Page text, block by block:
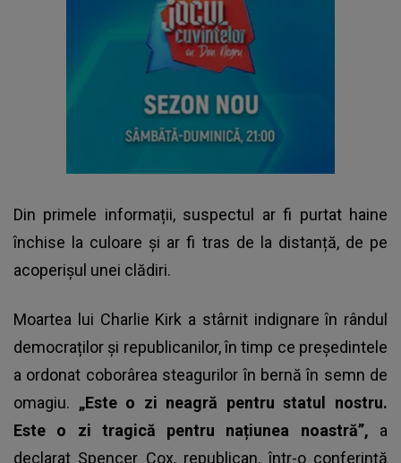
Din primele informații, suspectul ar fi purtat haine
închise la culoare și ar fi tras de la distanță, de pe
acoperișul unei clădiri.
Moartea lui Charlie Kirk a stârnit indignare în rândul
democraților și republicanilor, în timp ce președintele
a ordonat coborârea steagurilor în bernă în semn de
omagiu. „Este o zi neagră pentru statul nostru.
Este o zi tragică pentru națiunea noastră”, a
declarat Spencer Cox, republican, într-o conferință